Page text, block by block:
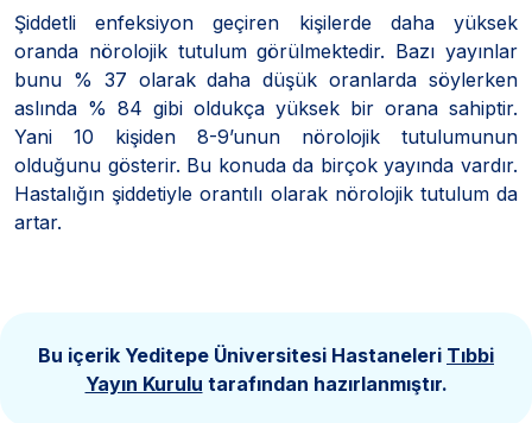
Şiddetli enfeksiyon geçiren kişilerde daha yüksek
oranda nörolojik tutulum görülmektedir. Bazı yayınlar
bunu % 37 olarak daha düşük oranlarda söylerken
aslında % 84 gibi oldukça yüksek bir orana sahiptir.
Yani 10 kişiden 8-9’unun nörolojik tutulumunun
olduğunu gösterir. Bu konuda da birçok yayında vardır.
Hastalığın şiddetiyle orantılı olarak nörolojik tutulum da
artar.
Bu içerik Yeditepe Üniversitesi Hastaneleri Tıbbi
Yayın Kurulu tarafından hazırlanmıştır.